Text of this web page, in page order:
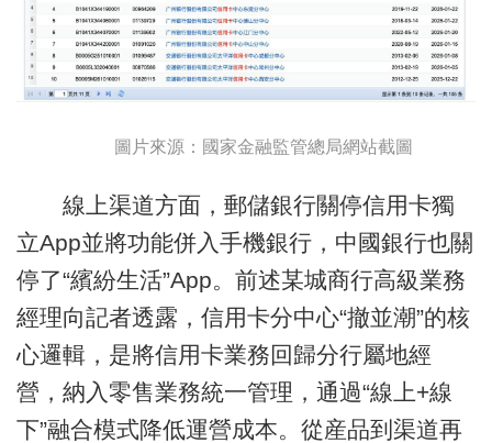
圖片來源：國家金融監管總局網站截圖
線上渠道方面，郵儲銀行關停信用卡獨
立App並將功能併入手機銀行，中國銀行也關
停了“繽紛生活”App。前述某城商行高級業務
經理向記者透露，信用卡分中心“撤並潮”的核
心邏輯，是將信用卡業務回歸分行屬地經
營，納入零售業務統一管理，通過“線上+線
下”融合模式降低運營成本。從産品到渠道再